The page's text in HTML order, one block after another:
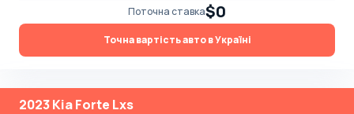
Поточна ставка$0
Точна вартість авто в Україні
2023 Kia Forte Lxs